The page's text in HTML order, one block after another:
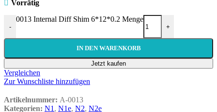
Vorrätig
-
0013 Internal Diff Shim 6*12*0.2 Menge
+
IN DEN WARENKORB
Jetzt kaufen
Vergleichen
Zur Wunschliste hinzufügen
Artikelnummer: A-0013
Kategorien: N1 , N1e, N2, N2e